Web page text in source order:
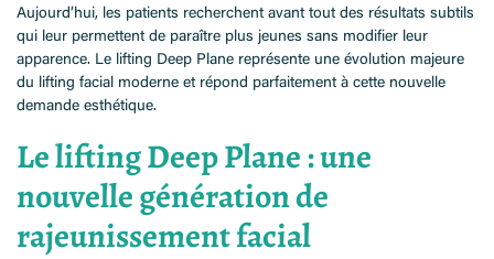
Aujourd’hui, les patients recherchent avant tout des résultats subtils
qui leur permettent de paraître plus jeunes sans modifier leur
apparence. Le lifting Deep Plane représente une évolution majeure
du lifting facial moderne et répond parfaitement à cette nouvelle
demande esthétique.
Le lifting Deep Plane : une
nouvelle génération de
rajeunissement facial